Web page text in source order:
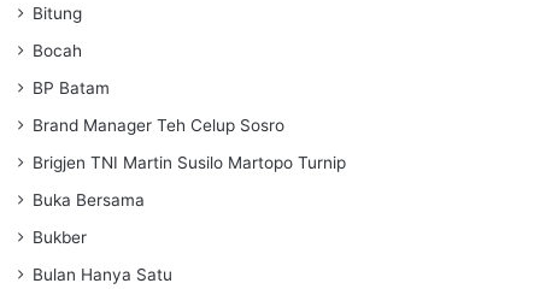
Bitung
Bocah
BP Batam
Brand Manager Teh Celup Sosro
Brigjen TNI Martin Susilo Martopo Turnip
Buka Bersama
Bukber
Bulan Hanya Satu